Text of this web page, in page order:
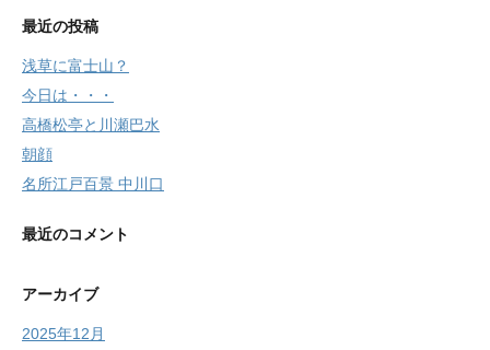
最近の投稿
浅草に富士山？
今日は・・・
高橋松亭と川瀬巴水
朝顔
名所江戸百景 中川口
最近のコメント
アーカイブ
2025年12月